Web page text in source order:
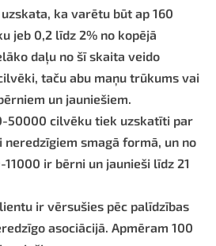
ka varētu būt ap 160
jeb 0,2 līdz 2% no kopējā
daļu no šī skaita veido
taču abu maņu trūkums vai
un jauniešiem.
50000 cilvēku tiek uzskatīti par
smagā formā, un no
ir bērni un jaunieši līdz 21
ir vērsušies pēc palīdzības
asociācijā. Apmēram 100